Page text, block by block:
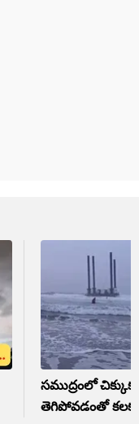
సముద్రంలో
తెగిపోవడంతో